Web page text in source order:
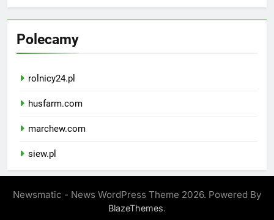
Polecamy
rolnicy24.pl
husfarm.com
marchew.com
siew.pl
Newsmatic - News WordPress Theme 2026. Powered By
BlazeThemes.